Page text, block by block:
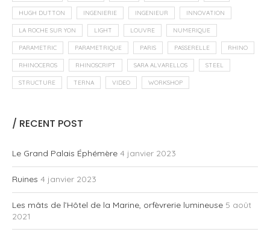
HUGH DUTTON INGENIERIE INGENIEUR INNOVATION
LA ROCHE SUR YON LIGHT LOUVRE NUMERIQUE
PARAMETRIC PARAMETRIQUE PARIS PASSERELLE RHINO
RHINOCEROS RHINOSCRIPT SARA ALVARELLOS STEEL
STRUCTURE TERNA VIDEO WORKSHOP
/ RECENT POST
Le Grand Palais Éphémère 4 janvier 2023
Ruines 4 janvier 2023
Les mâts de l’Hôtel de la Marine, orfèvrerie lumineuse 5 août
2021